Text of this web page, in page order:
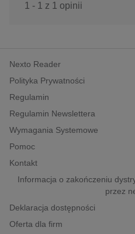
1 - 1 z 1 opinii
Nexto Reader
Polityka Prywatności
Regulamin
Regulamin Newslettera
Wymagania Systemowe
Pomoc
Kontakt
Informacja o zakończeniu
przez
Deklaracja dostępności
Oferta dla firm